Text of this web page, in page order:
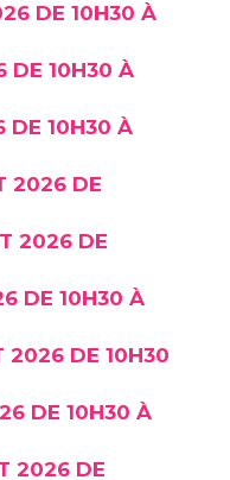
DE 10H30 À
DE 10H30 À
DE 10H30 À
2026 DE
2026 DE
DE 10H30 À
2026 DE 10H30
DE 10H30 À
2026 DE